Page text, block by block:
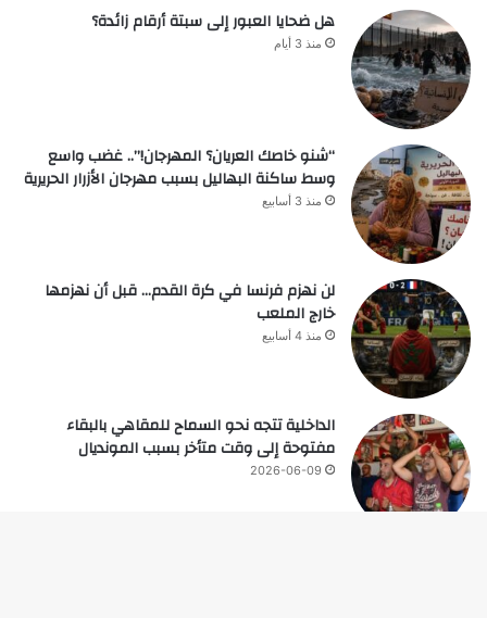
هل ضحايا العبور إلى سبتة أرقام زائدة؟
منذ 3 أيام
“شنو خاصك العريان؟ المهرجان!”.. غضب واسع
وسط ساكنة البهاليل بسبب مهرجان الأزرار الحريرية
منذ 3 أسابيع
لن نهزم فرنسا في كرة القدم… قبل أن نهزمها
خارج الملعب
منذ 4 أسابيع
الداخلية تتجه نحو السماح للمقاهي بالبقاء
مفتوحة إلى وقت متأخر بسبب المونديال
2026-06-09